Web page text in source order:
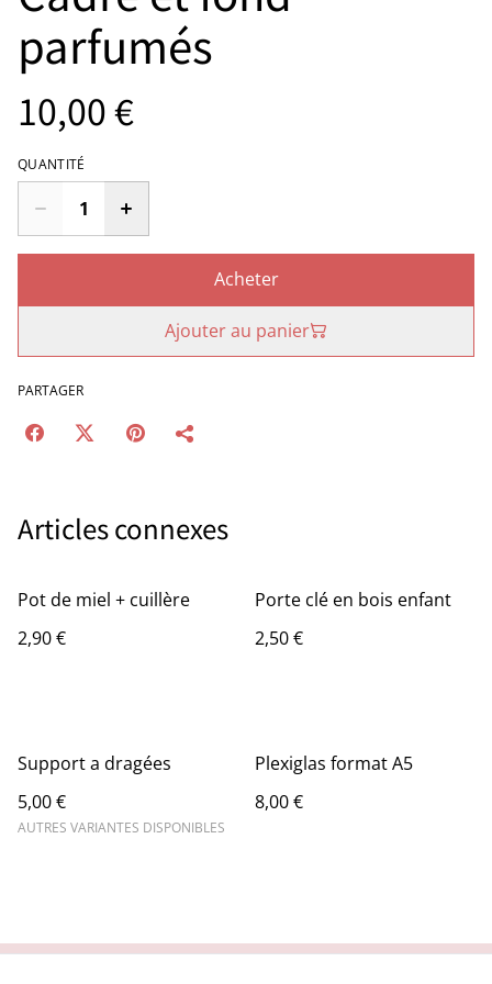
parfumés
10,00 €
QUANTITÉ
Acheter
Ajouter au panier
PARTAGER
Articles connexes
Pot de miel + cuillère
2,90 €
Porte clé en bois enfant
2,50 €
Support a dragées
5,00 €
AUTRES VARIANTES DISPONIBLES
Plexiglas format A5
8,00 €